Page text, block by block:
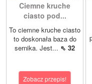
Ciemne kruche
ciasto pod...
To ciemne kruche ciasto
to doskonała baza do
sernika. Jest... ⇖ 32
Zobacz przepis!